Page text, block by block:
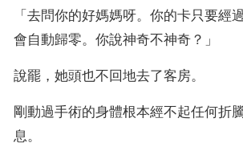
「去問你的好媽媽呀。你的卡只要經
會自動歸零。你說神奇不神奇？」
說罷，她頭也不回地去了客房。
剛動過手術的身體根本經不起任何折
息。